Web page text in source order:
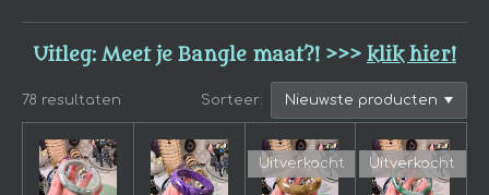
Uitleg: Meet je Bangle maat?! >>> klik hier!
78 resultaten Sorteer:
Uitverkocht Uitverkocht